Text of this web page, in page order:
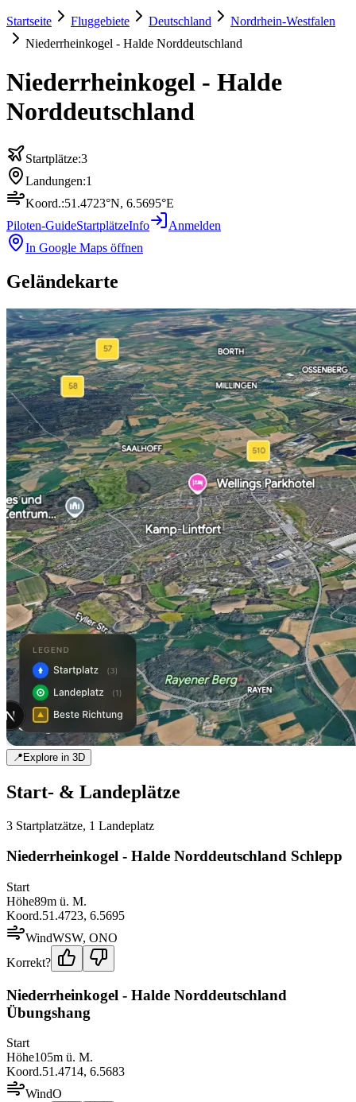
Startseite Fluggebiete Deutschland
Nordrhein-Westfalen
Niederrheinkogel - Halde Norddeutschland
Niederrheinkogel - Halde
Norddeutschland
Startplätze:3
Landungen:1
Koord.:51.4723°N, 6.5695°E
Piloten-GuideStartplätzeInfo
Anmelden
In Google Maps öffnen
Geländekarte
📍Explore in 3D
Start- & Landeplätze
3 Startplatzätze, 1 Landeplatz
Niederrheinkogel - Halde Norddeutschland Schlepp
Start
Höhe89m ü. M.
Koord.51.4723, 6.5695
WindWSW, ONO
Korrekt?
Niederrheinkogel - Halde Norddeutschland
Übungshang
Start
Höhe105m ü. M.
Koord.51.4714, 6.5683
WindO